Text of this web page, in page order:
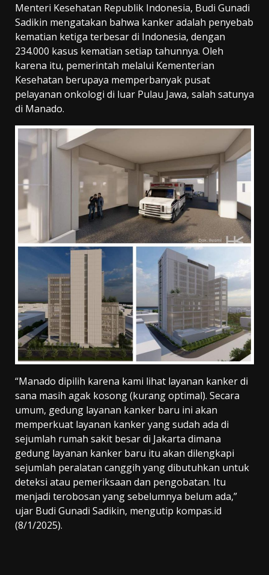
Menteri Kesehatan Republik Indonesia, Budi Gunadi
Sadikin mengatakan bahwa kanker adalah penyebab
kematian ketiga terbesar di Indonesia, dengan
234.000 kasus kematian setiap tahunnya. Oleh
karena itu, pemerintah melalui Kementerian
Kesehatan berupaya memperbanyak pusat
pelayanan onkologi di luar Pulau Jawa, salah satunya
di Manado.
“Manado dipilih karena kami lihat layanan kanker di
sana masih agak kosong (kurang optimal). Secara
umum, gedung layanan kanker baru ini akan
memperkuat layanan kanker yang sudah ada di
sejumlah rumah sakit besar di Jakarta dimana
gedung layanan kanker baru itu akan dilengkapi
sejumlah peralatan canggih yang dibutuhkan untuk
deteksi atau pemeriksaan dan pengobatan. Itu
menjadi terobosan yang sebelumnya belum ada,”
ujar Budi Gunadi Sadikin, mengutip kompas.id
(8/1/2025).